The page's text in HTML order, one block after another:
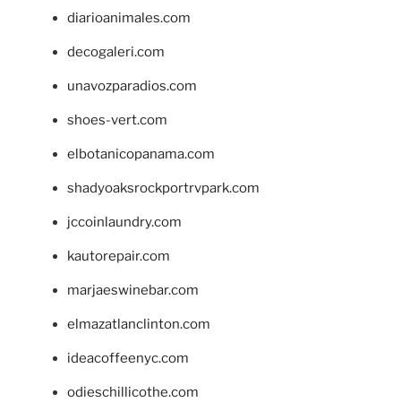
diarioanimales.com
decogaleri.com
unavozparadios.com
shoes-vert.com
elbotanicopanama.com
shadyoaksrockportrvpark.com
jccoinlaundry.com
kautorepair.com
marjaeswinebar.com
elmazatlanclinton.com
ideacoffeenyc.com
odieschillicothe.com